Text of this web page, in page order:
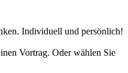
Individuell und persönlich!
Vortrag. Oder wählen Sie